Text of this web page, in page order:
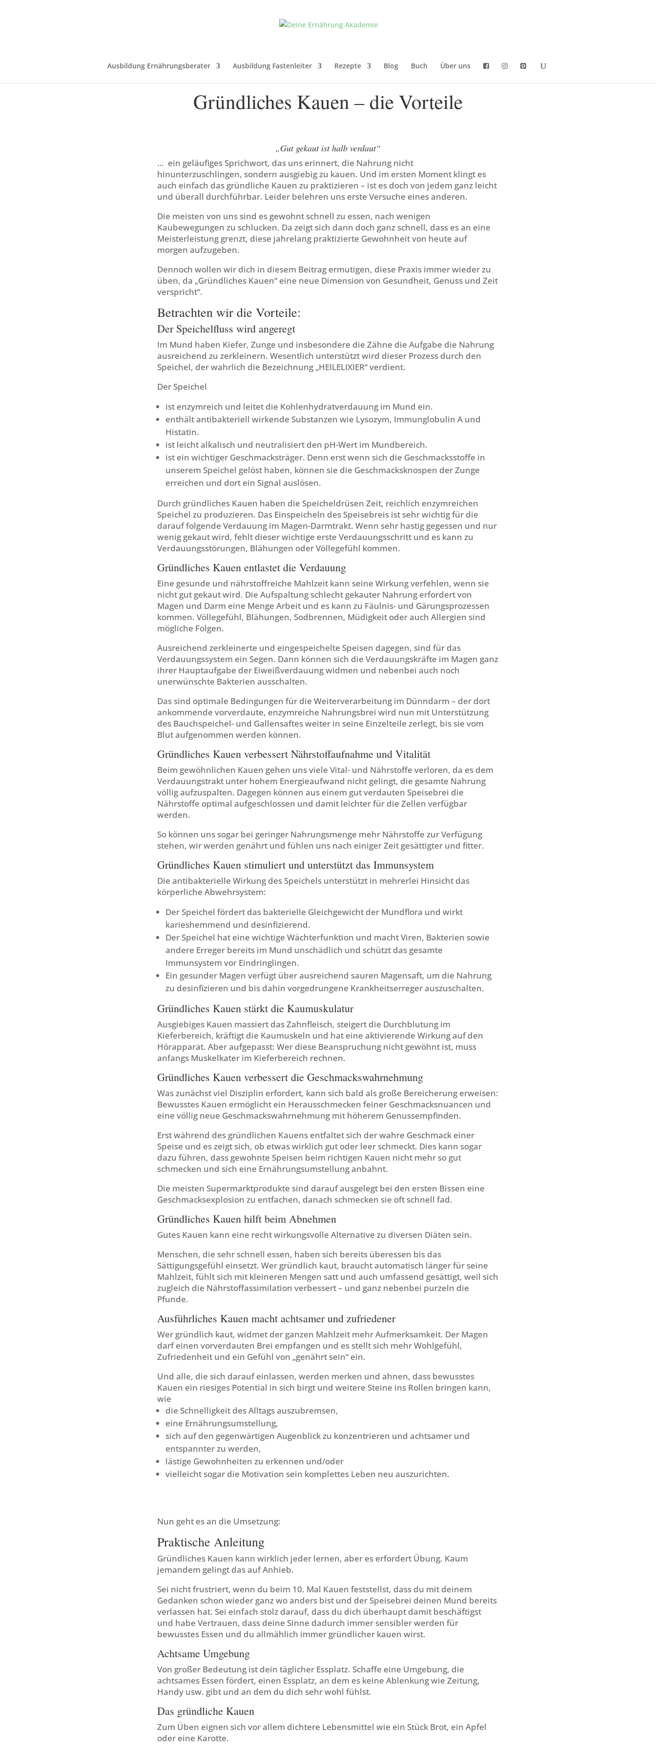
Ausbildung Ernährungsberater Ausbildung Fastenleiter Rezepte Blog Buch Über uns
Gründliches Kauen – die Vorteile
„Gut gekaut ist halb verdaut“
… ein geläufiges Sprichwort, das uns erinnert, die Nahrung nicht
hinunterzuschlingen, sondern ausgiebig zu kauen. Und im ersten Moment klingt es
auch einfach das gründliche Kauen zu praktizieren – ist es doch von jedem ganz leicht
und überall durchführbar. Leider belehren uns erste Versuche eines anderen.
Die meisten von uns sind es gewohnt schnell zu essen, nach wenigen
Kaubewegungen zu schlucken. Da zeigt sich dann doch ganz schnell, dass es an eine
Meisterleistung grenzt, diese jahrelang praktizierte Gewohnheit von heute auf
morgen aufzugeben.
Dennoch wollen wir dich in diesem Beitrag ermutigen, diese Praxis immer wieder zu
üben, da „Gründliches Kauen“ eine neue Dimension von Gesundheit, Genuss und Zeit
verspricht“.
Betrachten wir die Vorteile:
Der Speichelfluss wird angeregt
Im Mund haben Kiefer, Zunge und insbesondere die Zähne die Aufgabe die Nahrung
ausreichend zu zerkleinern. Wesentlich unterstützt wird dieser Prozess durch den
Speichel, der wahrlich die Bezeichnung „HEILELIXIER“ verdient.
Der Speichel
ist enzymreich und leitet die Kohlenhydratverdauung im Mund ein.
enthält antibakteriell wirkende Substanzen wie Lysozym, Immunglobulin A und
Histatin.
ist leicht alkalisch und neutralisiert den pH-Wert im Mundbereich.
ist ein wichtiger Geschmacksträger. Denn erst wenn sich die Geschmacksstoffe in
unserem Speichel gelöst haben, können sie die Geschmacksknospen der Zunge
erreichen und dort ein Signal auslösen.
Durch gründliches Kauen haben die Speicheldrüsen Zeit, reichlich enzymreichen
Speichel zu produzieren. Das Einspeicheln des Speisebreis ist sehr wichtig für die
darauf folgende Verdauung im Magen-Darmtrakt. Wenn sehr hastig gegessen und nur
wenig gekaut wird, fehlt dieser wichtige erste Verdauungsschritt und es kann zu
Verdauungsstörungen, Blähungen oder Völlegefühl kommen.
Gründliches Kauen entlastet die Verdauung
Eine gesunde und nährstoffreiche Mahlzeit kann seine Wirkung verfehlen, wenn sie
nicht gut gekaut wird. Die Aufspaltung schlecht gekauter Nahrung erfordert von
Magen und Darm eine Menge Arbeit und es kann zu Fäulnis- und Gärungsprozessen
kommen. Völlegefühl, Blähungen, Sodbrennen, Müdigkeit oder auch Allergien sind
mögliche Folgen.
Ausreichend zerkleinerte und eingespeichelte Speisen dagegen, sind für das
Verdauungssystem ein Segen. Dann können sich die Verdauungskräfte im Magen ganz
ihrer Hauptaufgabe der Eiweißverdauung widmen und nebenbei auch noch
unerwünschte Bakterien ausschalten.
Das sind optimale Bedingungen für die Weiterverarbeitung im Dünndarm – der dort
ankommende vorverdaute, enzymreiche Nahrungsbrei wird nun mit Unterstützung
des Bauchspeichel- und Gallensaftes weiter in seine Einzelteile zerlegt, bis sie vom
Blut aufgenommen werden können.
Gründliches Kauen verbessert Nährstoffaufnahme und Vitalität
Beim gewöhnlichen Kauen gehen uns viele Vital- und Nährstoffe verloren, da es dem
Verdauungstrakt unter hohem Energieaufwand nicht gelingt, die gesamte Nahrung
völlig aufzuspalten. Dagegen können aus einem gut verdauten Speisebrei die
Nährstoffe optimal aufgeschlossen und damit leichter für die Zellen verfügbar
werden.
So können uns sogar bei geringer Nahrungsmenge mehr Nährstoffe zur Verfügung
stehen, wir werden genährt und fühlen uns nach einiger Zeit gesättigter und fitter.
Gründliches Kauen stimuliert und unterstützt das Immunsystem
Die antibakterielle Wirkung des Speichels unterstützt in mehrerlei Hinsicht das
körperliche Abwehrsystem:
Der Speichel fördert das bakterielle Gleichgewicht der Mundflora und wirkt
karieshemmend und desinfizierend.
Der Speichel hat eine wichtige Wächterfunktion und macht Viren, Bakterien sowie
andere Erreger bereits im Mund unschädlich und schützt das gesamte
Immunsystem vor Eindringlingen.
Ein gesunder Magen verfügt über ausreichend sauren Magensaft, um die Nahrung
zu desinfizieren und bis dahin vorgedrungene Krankheitserreger auszuschalten.
Gründliches Kauen stärkt die Kaumuskulatur
Ausgiebiges Kauen massiert das Zahnfleisch, steigert die Durchblutung im
Kieferbereich, kräftigt die Kaumuskeln und hat eine aktivierende Wirkung auf den
Hörapparat. Aber aufgepasst: Wer diese Beanspruchung nicht gewöhnt ist, muss
anfangs Muskelkater im Kieferbereich rechnen.
Gründliches Kauen verbessert die Geschmackswahrnehmung
Was zunächst viel Disziplin erfordert, kann sich bald als große Bereicherung erweisen:
Bewusstes Kauen ermöglicht ein Herausschmecken feiner Geschmacksnuancen und
eine völlig neue Geschmackswahrnehmung mit höherem Genussempfinden.
Erst während des gründlichen Kauens entfaltet sich der wahre Geschmack einer
Speise und es zeigt sich, ob etwas wirklich gut oder leer schmeckt. Dies kann sogar
dazu führen, dass gewohnte Speisen beim richtigen Kauen nicht mehr so gut
schmecken und sich eine Ernährungsumstellung anbahnt.
Die meisten Supermarktprodukte sind darauf ausgelegt bei den ersten Bissen eine
Geschmacksexplosion zu entfachen, danach schmecken sie oft schnell fad.
Gründliches Kauen hilft beim Abnehmen
Gutes Kauen kann eine recht wirkungsvolle Alternative zu diversen Diäten sein.
Menschen, die sehr schnell essen, haben sich bereits überessen bis das
Sättigungsgefühl einsetzt. Wer gründlich kaut, braucht automatisch länger für seine
Mahlzeit, fühlt sich mit kleineren Mengen satt und auch umfassend gesättigt, weil sich
zugleich die Nährstoffassimilation verbessert – und ganz nebenbei purzeln die
Pfunde.
Ausführliches Kauen macht achtsamer und zufriedener
Wer gründlich kaut, widmet der ganzen Mahlzeit mehr Aufmerksamkeit. Der Magen
darf einen vorverdauten Brei empfangen und es stellt sich mehr Wohlgefühl,
Zufriedenheit und ein Gefühl von „genährt sein“ ein.
Und alle, die sich darauf einlassen, werden merken und ahnen, dass bewusstes
Kauen ein riesiges Potential in sich birgt und weitere Steine ins Rollen bringen kann,
wie
die Schnelligkeit des Alltags auszubremsen,
eine Ernährungsumstellung,
sich auf den gegenwärtigen Augenblick zu konzentrieren und achtsamer und
entspannter zu werden,
lästige Gewohnheiten zu erkennen und/oder
vielleicht sogar die Motivation sein komplettes Leben neu auszurichten.
Nun geht es an die Umsetzung:
Praktische Anleitung
Gründliches Kauen kann wirklich jeder lernen, aber es erfordert Übung. Kaum
jemandem gelingt das auf Anhieb.
Sei nicht frustriert, wenn du beim 10. Mal Kauen feststellst, dass du mit deinem
Gedanken schon wieder ganz wo anders bist und der Speisebrei deinen Mund bereits
verlassen hat. Sei einfach stolz darauf, dass du dich überhaupt damit beschäftigst
und habe Vertrauen, dass deine Sinne dadurch immer sensibler werden für
bewusstes Essen und du allmählich immer gründlicher kauen wirst.
Achtsame Umgebung
Von großer Bedeutung ist dein täglicher Essplatz. Schaffe eine Umgebung, die
achtsames Essen fördert, einen Essplatz, an dem es keine Ablenkung wie Zeitung,
Handy usw. gibt und an dem du dich sehr wohl fühlst.
Das gründliche Kauen
Zum Üben eignen sich vor allem dichtere Lebensmittel wie ein Stück Brot, ein Apfel
oder eine Karotte.